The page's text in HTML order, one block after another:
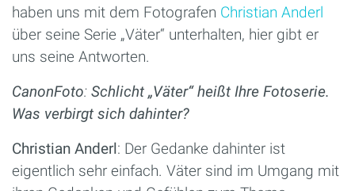
haben uns mit dem Fotografen Christian Anderl
über seine Serie „Väter“ unterhalten, hier gibt er
uns seine Antworten.
CanonFoto: Schlicht „Väter“ heißt Ihre Fotoserie.
Was verbirgt sich dahinter?
Christian Anderl: Der Gedanke dahinter ist
eigentlich sehr einfach. Väter sind im Umgang mit